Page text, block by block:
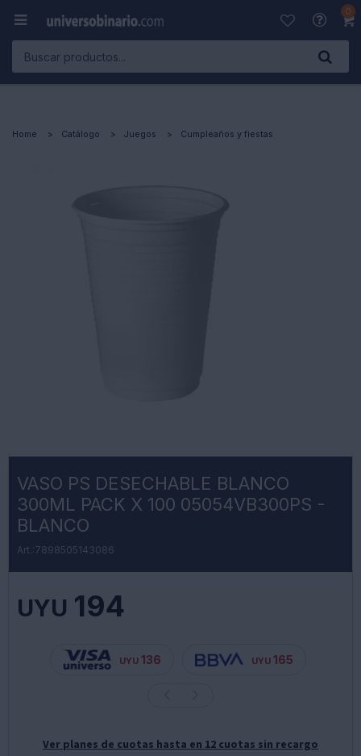
0

Home Catálogo Juegos Cumpleaños y fiestas
VASO PS DESECHABLE BLANCO
300ML PACK X 100 05054VB300PS -
BLANCO
7898505143086
UYU 194
UYU 136 UYU 165
Ver planes de cuotas hasta en 12 cuotas sin recargo